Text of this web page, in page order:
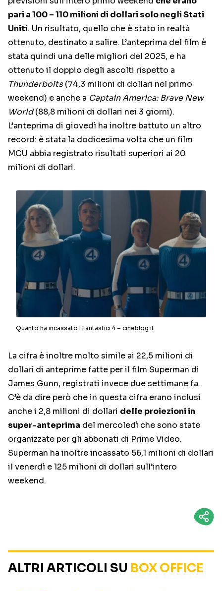
pari a 100 – 110 milioni di dollari solo negli Stati
Uniti. Un risultato, quello che è stato in realtà
ottenuto, destinato a salire. L’anteprima del film è
stata quindi una delle migliori del 2025, e ha
ottenuto il doppio degli ascolti rispetto a
Thunderbolts(74,3 milioni di dollari nel primo
weekend) e anche a Captain America: Brave New
World(88,8 milioni di dollari nei 3 giorni).
L’anteprima di giovedì ha inoltre battuto un altro
record: è stata la dodicesima volta che un film
MCU abbia registrato risultati superiori ai 20
milioni di dollari.
Quanto ha incassato I Fantastici 4 – cineblog.it
La cifra è inoltre molto simile ai 22,5 milioni di
dollari di anteprime fatte per il film Superman di
James Gunn, registrati invece due settimane fa.
C’è da dire però che in questa cifra erano inclusi
anche i 2,8 milioni di dollari delle proiezioni in
super-anteprima del mercoledì che sono state
organizzate per gli abbonati di Prime Video.
Superman ha inoltre incassato 56,1 milioni di dollari
il venerdì e 125 milioni di dollari sull’intero
weekend.
ALTRI ARTICOLI SU BOX OFFICE